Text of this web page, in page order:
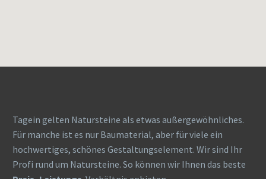
Tagein gelten Natursteine als etwas außergewöhnliches.
Für manche ist es nur Baumaterial, aber für viele ein
hochwertiges, schönes Gestaltungselement. Wir sind Ihr
Profi rund um Natursteine. So können wir Ihnen das beste